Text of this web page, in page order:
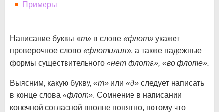
Примеры
Написание буквы «т» в слове «флот» укажет
проверочное слово «флотилия», а также падежные
формы существительного «нет флота», «во флоте».
Выясним, какую букву, «т» или «д» следует написать
в конце слова «флот». Сомнение в написании
конечной согласной вполне понятно, потому что